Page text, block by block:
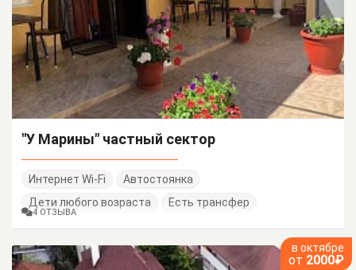
"У Марины" частный сектор
Интернет Wi-Fi
Автостоянка
Дети любого возраста
Есть трансфер
4 ОТЗЫВА
в октябре
от 2000₽